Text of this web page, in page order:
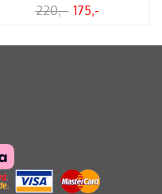
220,- 175,-